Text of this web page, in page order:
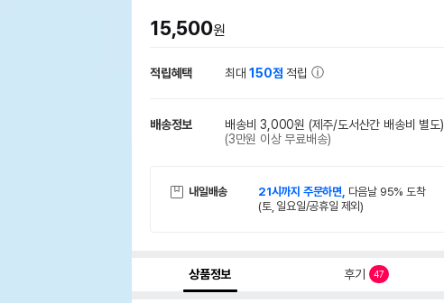
15,500원
적립혜택 최대150점 적립
배송정보 배송비 3,000원 (제주/도서산간 배송비 별도)
(3만원 이상 무료배송)
내일배송 21시까지 주문하면, 다음날 95% 도착
(토, 일요일/공휴일 제외)
상품정보 후기 47